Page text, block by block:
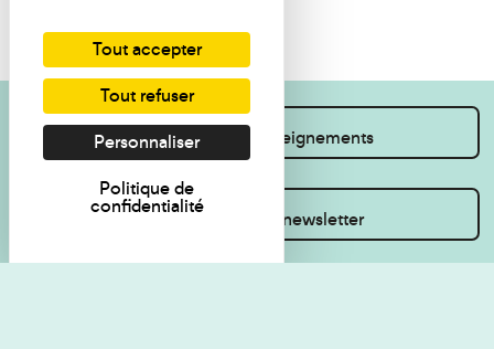
Je souhaite des renseignements
Inscrivez-vous à la newsletter
Tout accepter
Tout refuser
Personnaliser
Politique de
confidentialité